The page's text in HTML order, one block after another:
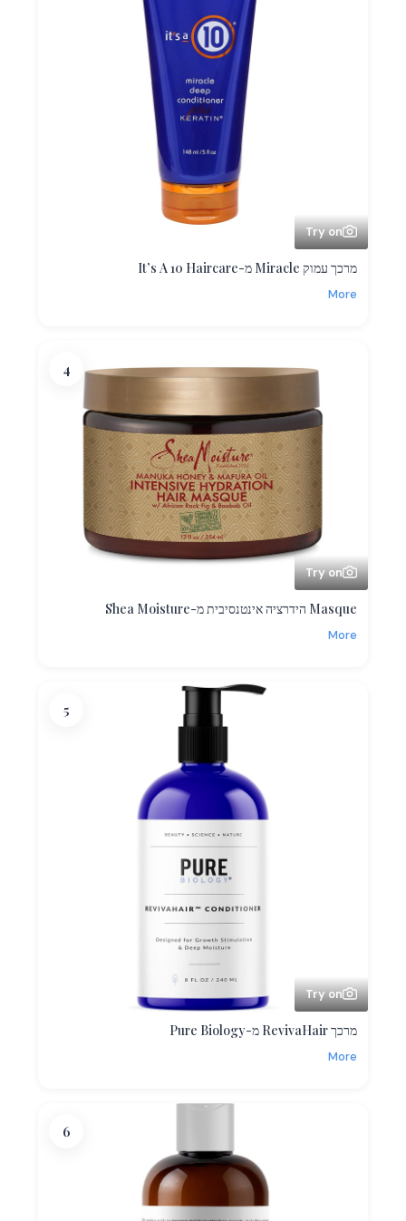
Try on
מרכך עמוק Miracle מ-It’s A 10 Haircare
More
4
Try on
Masque הידרציה אינטנסיבית מ-Shea Moisture
More
5
Try on
מרכך RevivaHair מ-Pure Biology
More
6